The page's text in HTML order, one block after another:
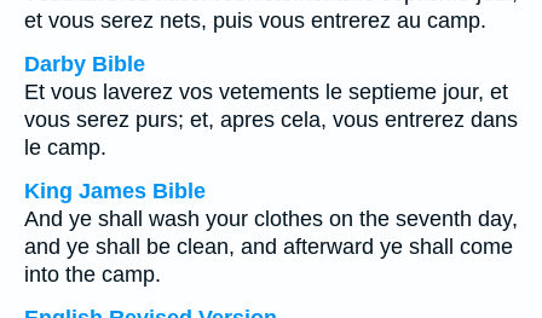
et vous serez nets, puis vous entrerez au camp.
Darby Bible
Et vous laverez vos vetements le septieme jour, et
vous serez purs; et, apres cela, vous entrerez dans
le camp.
King James Bible
And ye shall wash your clothes on the seventh day,
and ye shall be clean, and afterward ye shall come
into the camp.